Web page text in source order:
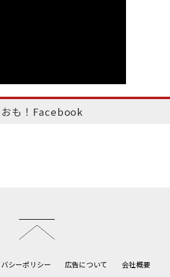
も！Facebook
シーポリシー 広告について 会社概要